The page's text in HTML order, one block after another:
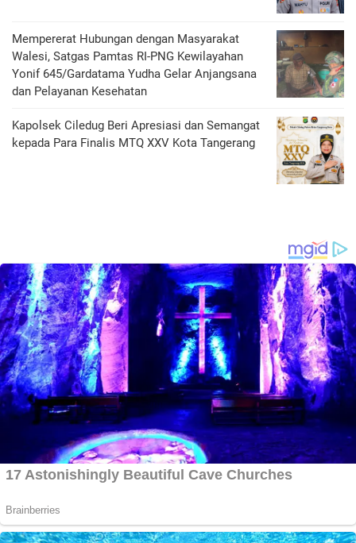
Mempererat Hubungan dengan Masyarakat
Walesi, Satgas Pamtas RI-PNG Kewilayahan
Yonif 645/Gardatama Yudha Gelar Anjangsana
dan Pelayanan Kesehatan
‎Kapolsek Ciledug Beri Apresiasi dan Semangat
kepada Para Finalis MTQ XXV Kota Tangerang